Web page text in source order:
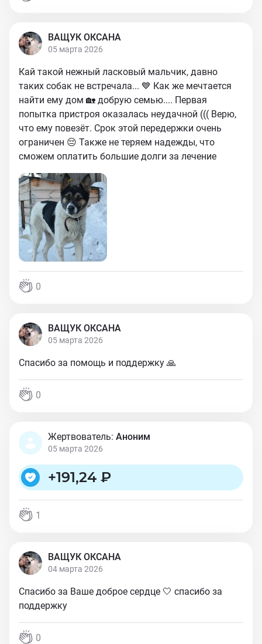
ВАЩУК ОКСАНА
05 марта 2026
Кай такой нежный ласковый мальчик, давно
таких собак не встречала... 💙 Как же мечтается
найти ему дом 🏡 добрую семью.... Первая
попытка пристроя оказалась неудачной ((( Верю,
что ему повезёт. Срок этой передержки очень
ограничен 😔 Также не теряем надежды, что
сможем оплатить большие долги за лечение
0
ВАЩУК ОКСАНА
05 марта 2026
Спасибо за помощь и поддержку 🙏
0
Жертвователь: Аноним
05 марта 2026
+191,24 ₽
1
ВАЩУК ОКСАНА
04 марта 2026
Спасибо за Ваше доброе сердце 🤍 спасибо за
поддержку
0